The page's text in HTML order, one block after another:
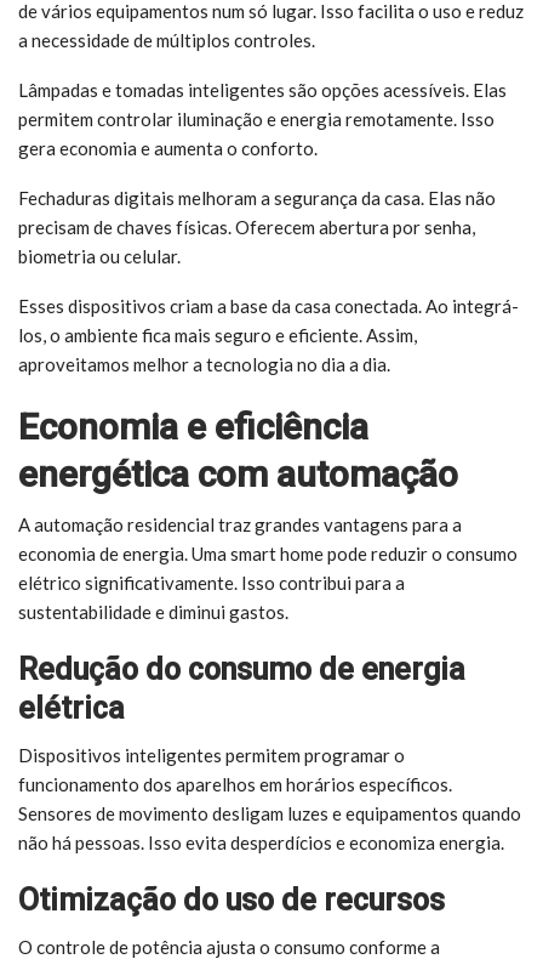
de vários equipamentos num só lugar. Isso facilita o uso e reduz
a necessidade de múltiplos controles.
Lâmpadas e tomadas inteligentes são opções acessíveis. Elas
permitem controlar iluminação e energia remotamente. Isso
gera economia e aumenta o conforto.
Fechaduras digitais melhoram a segurança da casa. Elas não
precisam de chaves físicas. Oferecem abertura por senha,
biometria ou celular.
Esses dispositivos criam a base da casa conectada. Ao integrá-
los, o ambiente fica mais seguro e eficiente. Assim,
aproveitamos melhor a tecnologia no dia a dia.
Economia e eficiência
energética com automação
A automação residencial traz grandes vantagens para a
economia de energia. Uma smart home pode reduzir o consumo
elétrico significativamente. Isso contribui para a
sustentabilidade e diminui gastos.
Redução do consumo de energia
elétrica
Dispositivos inteligentes permitem programar o
funcionamento dos aparelhos em horários específicos.
Sensores de movimento desligam luzes e equipamentos quando
não há pessoas. Isso evita desperdícios e economiza energia.
Otimização do uso de recursos
O controle de potência ajusta o consumo conforme a